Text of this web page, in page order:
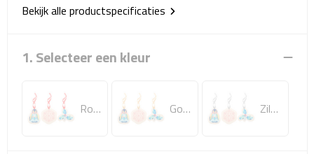
Autotassen
Toilettassen
Rugzakken
Rugzakken
Bekijk alle productspecificaties
1. Selecteer een kleur
Rood Goud Zilver